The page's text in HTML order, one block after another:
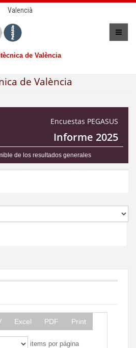
Valencià
de València
de València
Encuestas PEGASUS
Informe 2025
de los resultados generales
Excel PDF Print
items por página